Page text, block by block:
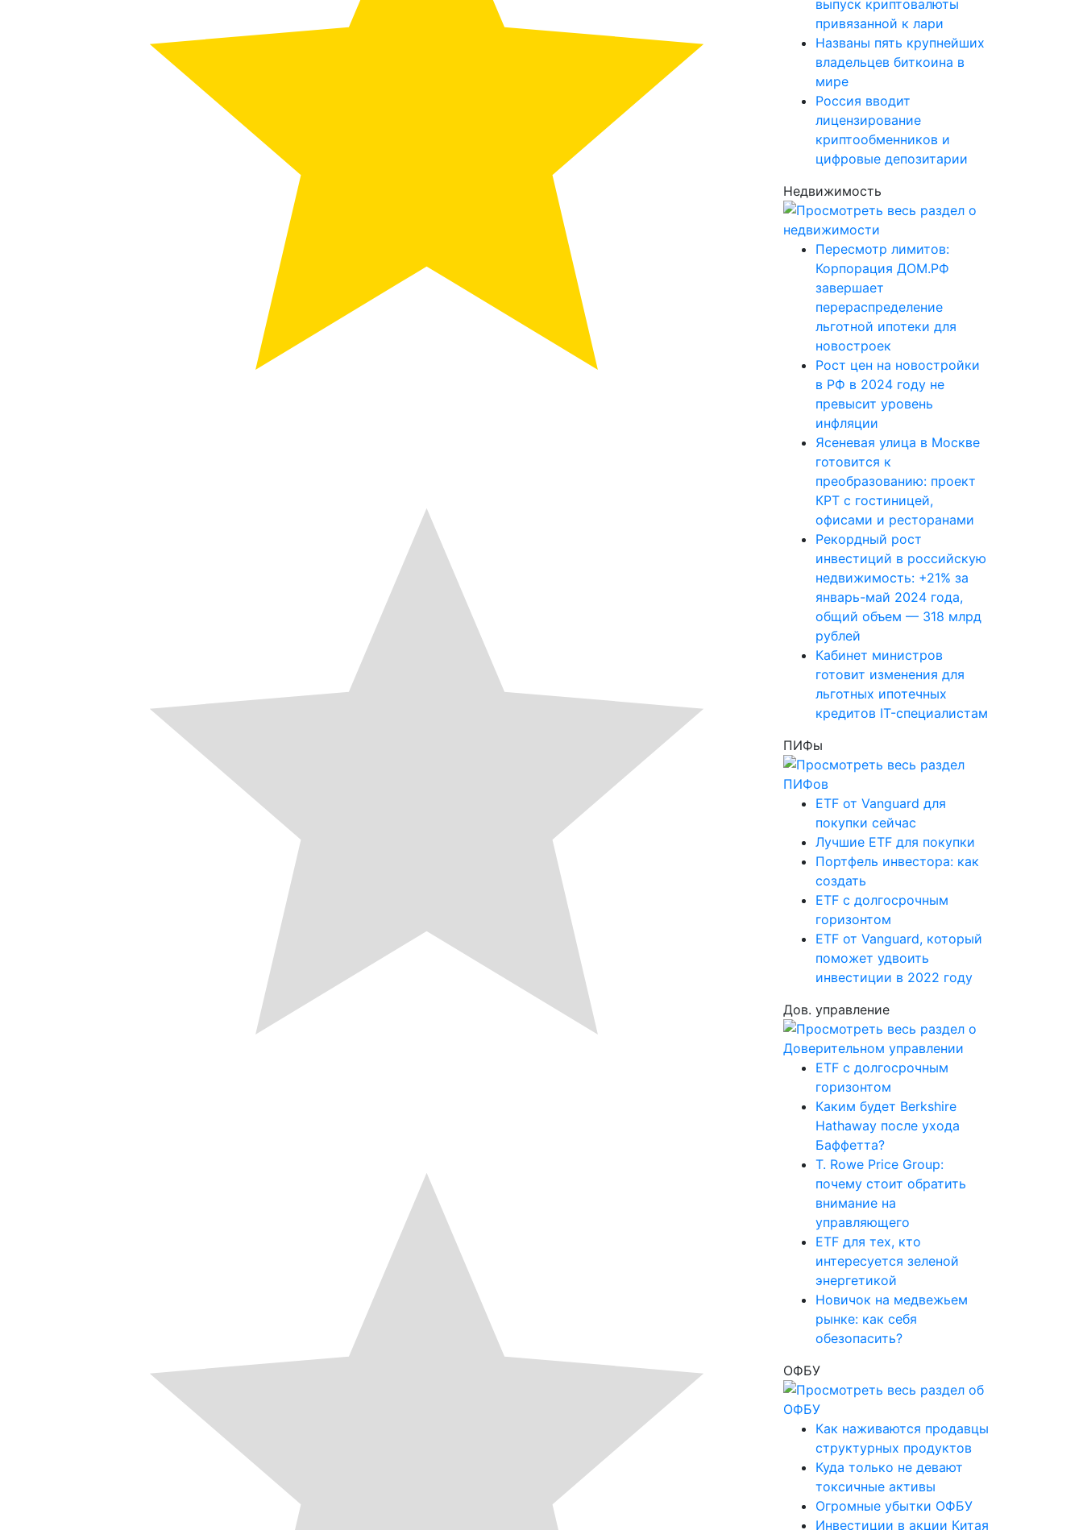
выпуск криптовалюты
привязанной к лари
Названы пять крупнейших
владельцев биткоина в
мире
Россия вводит
лицензирование
криптообменников и
цифровые депозитарии
Недвижимость
Пересмотр лимитов:
Корпорация ДОМ.РФ
завершает
перераспределение
льготной ипотеки для
новостроек
Рост цен на новостройки
в РФ в 2024 году не
превысит уровень
инфляции
Ясеневая улица в Москве
готовится к
преобразованию: проект
КРТ с гостиницей,
офисами и ресторанами
Рекордный рост
инвестиций в российскую
недвижимость: +21% за
январь-май 2024 года,
общий объем — 318 млрд
рублей
Кабинет министров
готовит изменения для
льготных ипотечных
кредитов IT-специалистам
ПИФы
ETF от Vanguard для
покупки сейчас
Лучшие ETF для покупки
Портфель инвестора: как
создать
ETF с долгосрочным
горизонтом
ETF от Vanguard, который
поможет удвоить
инвестиции в 2022 году
Дов. управление
ETF с долгосрочным
горизонтом
Каким будет Berkshire
Hathaway после ухода
Баффетта?
T. Rowe Price Group:
почему стоит обратить
внимание на
управляющего
ETF для тех, кто
интересуется зеленой
энергетикой
Новичок на медвежьем
рынке: как себя
обезопасить?
ОФБУ
Как наживаются продавцы
структурных продуктов
Куда только не девают
токсичные активы
Огромные убытки ОФБУ
Инвестиции в акции Китая